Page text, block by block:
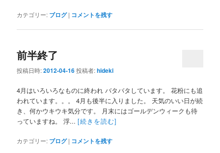
カテゴリー: ブログ | コメントを残す
前半終了
投稿日時:2012-04-16投稿者:hideki
4月はいろいろなものに終われ バタバタしています。 花粉にも追
われています。。。 4月も後半に入りました。 天気のいい日が続
き、何かウキウキ気分です。 月末にはゴールデンウィークも待
っていますね。 浮...[続きを読む]
カテゴリー: ブログ | コメントを残す